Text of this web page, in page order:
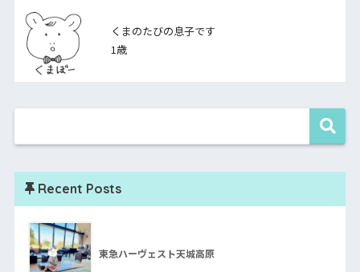
くまのたびの息子です
1歳
Recent Posts
東急ハーヴェスト天城高原